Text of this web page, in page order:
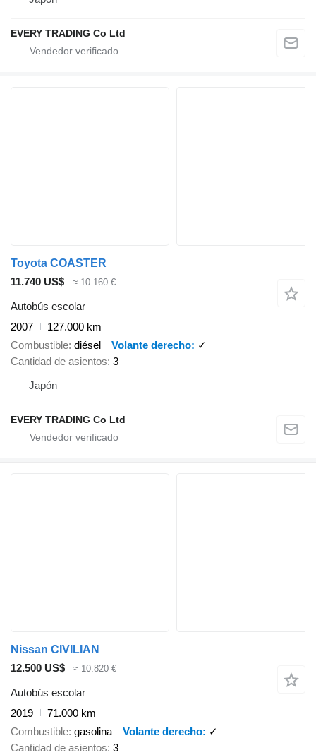
EVERY TRADING Co Ltd
Toyota COASTER
11.740 US$
≈ 10.160 €
Autobús escolar
2007
127.000 km
Combustible diésel Volante derecho
✓
Cantidad de asientos 3
Japón
EVERY TRADING Co Ltd
Nissan CIVILIAN
12.500 US$
≈ 10.820 €
Autobús escolar
2019
71.000 km
Combustible gasolina Volante derecho
✓
Cantidad de asientos 3